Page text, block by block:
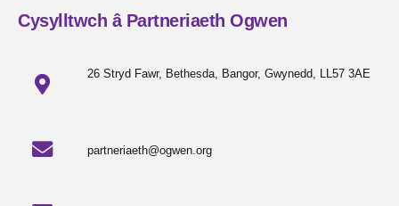
Cysylltwch â Partneriaeth Ogwen
26 Stryd Fawr, Bethesda, Bangor, Gwynedd, LL57 3AE
partneriaeth@ogwen.org